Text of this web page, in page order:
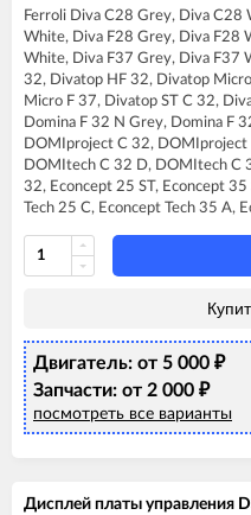
FERROLI
FERROLI
FERROLI
FERROLI
FERROLI
FERROLI
FERROLI
FERROLI
FERROLI
FERROLI
FERROLI
FERROLI
FERROLI
FERROLI
FERROLI
FERROLI
FERROLI
FERROLI
FERROLI
FERROLI
Ferroli Diva C28 Grey, Diva
White, Diva F28 Grey, Diva F28
White, Diva F37 Grey, Diva F37
32, Divatop HF 32, Divatop
Micro F 37, Divatop ST C 32,
Domina F 32 N Grey, Domina F
DOMIproject C 32,
DOMItech C 32 D, DOMItech C
32, Econcept 25 ST, Econcept
Tech 25 C, Econcept Tech 35 A,
Двигатель: от 5 000 ₽
Запчасти: от 2 000 ₽
посмотреть все варианты
Дисплей платы управления